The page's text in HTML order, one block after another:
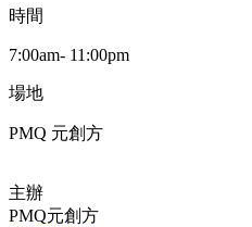
時間
7:00am- 11:00pm
場地
PMQ 元創方
主辦
PMQ元創方